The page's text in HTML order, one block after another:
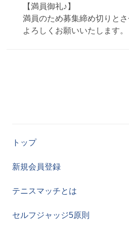
【満員御礼♪】
満員のため募集締め切りとさ
よろしくお願いいたします。
トップ
新規会員登録
テニスマッチとは
セルフジャッジ5原則